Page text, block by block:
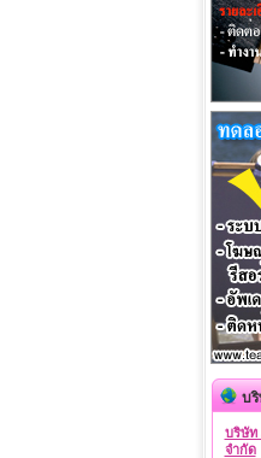
บ
บริษัท
จำกัด